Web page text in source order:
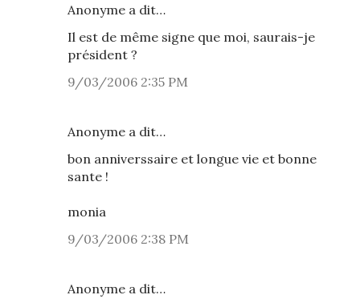
Anonyme a dit…
Il est de même signe que moi, saurais-je
président ?
9/03/2006 2:35 PM
Anonyme a dit…
bon anniverssaire et longue vie et bonne
sante !
monia
9/03/2006 2:38 PM
Anonyme a dit…